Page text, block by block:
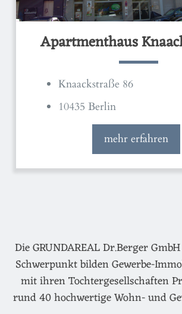
Apartmenthaus
Knaackstraße 86
10435 Berlin
mehr erfahren
Die GRUNDAREAL Dr.Berger
Schwerpunkt bilden Gewerbe-
mit ihren Tochtergesellschaften
rund 40 hochwertige Wohn- und